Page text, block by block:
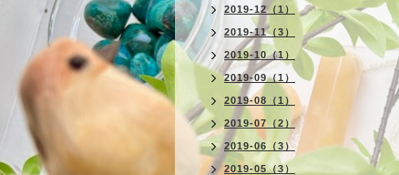
2019-12（1）
2019-11（3）
2019-10（1）
2019-09（1）
2019-08（1）
2019-07（2）
2019-06（3）
2019-05（3）